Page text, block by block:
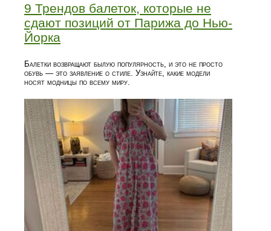
9 Трендов балеток, которые не
сдают позиций от Парижа до Нью-
Йорка
Балетки возвращают былую популярность, и это не просто
обувь — это заявление о стиле. Узнайте, какие модели
носят модницы по всему миру.